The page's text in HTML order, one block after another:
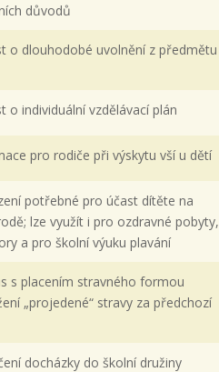
důvodů
o dlouhodobé uvolnění z předmětu
o individuální vzdělávací plán
pro rodiče při výskytu vší u dětí
potřebné pro účast dítěte na
lze využít i pro ozdravné pobyty,
a pro školní výuku plavání
s placením stravného formou
„projedené“ stravy za předchozí
docházky do školní družiny